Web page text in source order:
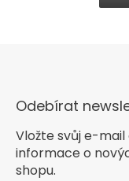
Odebírat
Vložte svůj e-
informace o
shopu.